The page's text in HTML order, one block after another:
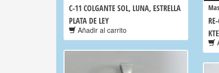
C-11 COLGANTE SOL, LUNA, ESTRELLA
PLATA DE LEY
Añadir al carrito